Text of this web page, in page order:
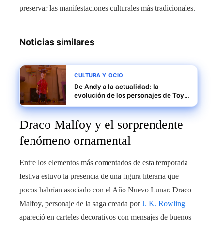
preservar las manifestaciones culturales más tradicionales.
Noticias similares
CULTURA Y OCIO
De Andy a la actualidad: la
evolución de los personajes de Toy
Draco Malfoy y el sorprendente
fenómeno ornamental
Entre los elementos más comentados de esta temporada
festiva estuvo la presencia de una figura literaria que
pocos habrían asociado con el Año Nuevo Lunar. Draco
Malfoy, personaje de la saga creada porJ. K. Rowling,
apareció en carteles decorativos con mensajes de buenos